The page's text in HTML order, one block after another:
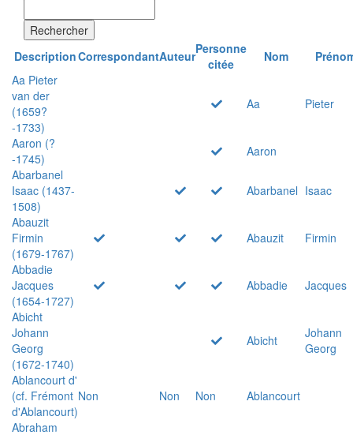
Rechercher
DescriptionCorrespondantAuteurPersonne
citée
Nom
Aa Pieter
van der
(1659?
-1733)
Aa Pieter
Aaron (?
-1745)
Aaron
Abarbanel
Isaac (1437-
1508)
Abarbanel Isaac
Abauzit
Firmin
(1679-1767)
Abauzit
Firmin
Abbadie
Jacques
(1654-1727)
Abbadie
Jacques
Abicht
Johann
Georg
(1672-1740)
Abicht
Johann
Georg
Ablancourt d'
(cf. Frémont
d'Ablancourt)
Non Non Non
Ablancourt
Abraham